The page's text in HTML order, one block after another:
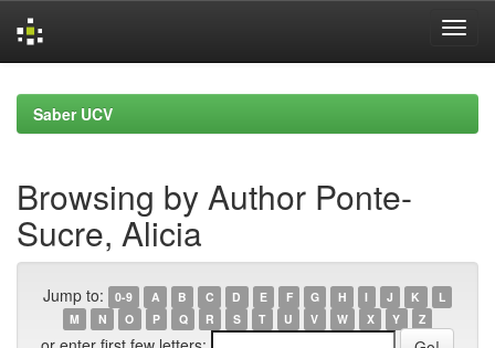
navigationSaber UCV
Browsing by Author Ponte-
Sucre, Alicia
Jump to: 0-9 A B C D E F G H I J K
L
M
N O P Q R S T U V W X Y Z